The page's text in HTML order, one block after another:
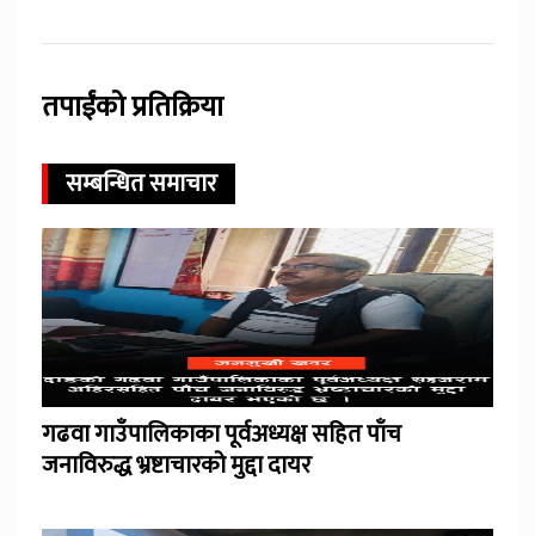
तपाईंको प्रतिक्रिया
सम्बन्धित समाचार
गढवा गाउँपालिकाका पूर्वअध्यक्ष सहित पाँच
जनाविरुद्ध भ्रष्टाचारको मुद्दा दायर